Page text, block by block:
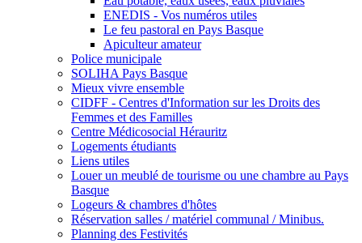
ENEDIS - Vos numéros utiles
Le feu pastoral en Pays Basque
Apiculteur amateur
Police municipale
SOLIHA Pays Basque
Mieux vivre ensemble
CIDFF - Centres d'Information sur les Droits des
Femmes et des Familles
Centre Médicosocial Hérauritz
Logements étudiants
Liens utiles
Louer un meublé de tourisme ou une chambre au Pays
Basque
Logeurs & chambres d'hôtes
Réservation salles / matériel communal / Minibus.
Planning des Festivités